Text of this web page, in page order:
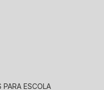
PARA ESCOLA